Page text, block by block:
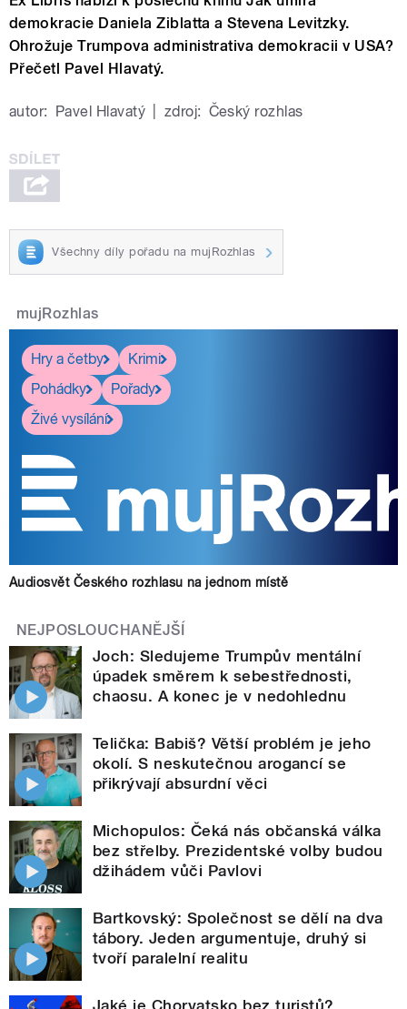
demokracie Daniela Ziblatta a Stevena Levitzky.
Ohrožuje Trumpova administrativa demokracii v USA?
Přečetl Pavel Hlavatý.
autor: Pavel Hlavatý zdroj: Český rozhlas
Všechny díly pořadu na mujRozhlas
mujRozhlas
Hry a četby
Krimi
Pohádky
Pořady
Živé vysílání
Audiosvět Českého rozhlasu na jednom místě
NEJPOSLOUCHANĚJŠÍ
Joch: Sledujeme Trumpův mentální
úpadek směrem k sebestřednosti,
chaosu. A konec je v nedohlednu
Telička: Babiš? Větší problém je jeho
okolí. S neskutečnou arogancí se
přikrývají absurdní věci
Michopulos: Čeká nás občanská válka
bez střelby. Prezidentské volby budou
džihádem vůči Pavlovi
Bartkovský: Společnost se dělí na dva
tábory. Jeden argumentuje, druhý si
tvoří paralelní realitu
Jaké je Chorvatsko bez turistů?